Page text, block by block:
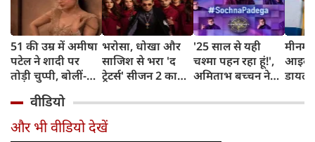
51 की उम्र में अमीषा
पटेल ने शादी पर
तोड़ी चुप्पी, बोलीं-
'एक आदमी के लिए
अपनी खुशियां दांव
पर नहीं लगा सकती'
भरोसा, धोखा और
साजिश से भरा 'द
ट्रेटर्स' सीजन 2 का
करण जौहर लगाएंगे
गेम में तड़का
'25 साल से यही
चश्मा पहन रहा हूं!',
अमिताभ बच्चन ने
की शुरुआत में मांगी बनाया
वीडियो
और भी वीडियो देखें